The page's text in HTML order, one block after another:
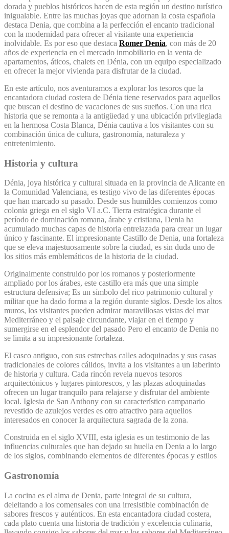
dorada y pueblos históricos hacen de esta región un destino turístico
inigualable. Entre las muchas joyas que adornan la costa española
destaca Denia, que combina a la perfección el encanto tradicional
con la modernidad para ofrecer al visitante una experiencia
inolvidable. Es por eso que destaca Romer Denia, con más de 20
años de experiencia en el mercado inmobiliario en la venta de
apartamentos, áticos, chalets en Dénia, con un equipo especializado
en ofrecer la mejor vivienda para disfrutar de la ciudad.
En este artículo, nos aventuramos a explorar los tesoros que la
encantadora ciudad costera de Dénia tiene reservados para aquellos
que buscan el destino de vacaciones de sus sueños. Con una rica
historia que se remonta a la antigüedad y una ubicación privilegiada
en la hermosa Costa Blanca, Dénia cautiva a los visitantes con su
combinación única de cultura, gastronomía, naturaleza y
entretenimiento.
Historia y cultura
Dénia, joya histórica y cultural situada en la provincia de Alicante en
la Comunidad Valenciana, es testigo vivo de las diferentes épocas
que han marcado su pasado. Desde sus humildes comienzos como
colonia griega en el siglo VI a.C. Tierra estratégica durante el
período de dominación romana, árabe y cristiana, Denia ha
acumulado muchas capas de historia entrelazada para crear un lugar
único y fascinante. El impresionante Castillo de Denia, una fortaleza
que se eleva majestuosamente sobre la ciudad, es sin duda uno de
los sitios más emblemáticos de la historia de la ciudad.
Originalmente construido por los romanos y posteriormente
ampliado por los árabes, este castillo era más que una simple
estructura defensiva; Es un símbolo del rico patrimonio cultural y
militar que ha dado forma a la región durante siglos. Desde los altos
muros, los visitantes pueden admirar maravillosas vistas del mar
Mediterráneo y el paisaje circundante, viajar en el tiempo y
sumergirse en el esplendor del pasado Pero el encanto de Denia no
se limita a su impresionante fortaleza.
El casco antiguo, con sus estrechas calles adoquinadas y sus casas
tradicionales de colores cálidos, invita a los visitantes a un laberinto
de historia y cultura. Cada rincón revela nuevos tesoros
arquitectónicos y lugares pintorescos, y las plazas adoquinadas
ofrecen un lugar tranquilo para relajarse y disfrutar del ambiente
local. Iglesia de San Anthony con su característico campanario
revestido de azulejos verdes es otro atractivo para aquellos
interesados ​​en conocer la arquitectura sagrada de la zona.
Construida en el siglo XVIII, esta iglesia es un testimonio de las
influencias culturales que han dejado su huella en Denia a lo largo
de los siglos, combinando elementos de diferentes épocas y estilos
Gastronomía
La cocina es el alma de Denia, parte integral de su cultura,
deleitando a los comensales con una irresistible combinación de
sabores frescos y auténticos. En esta encantadora ciudad costera,
cada plato cuenta una historia de tradición y excelencia culinaria,